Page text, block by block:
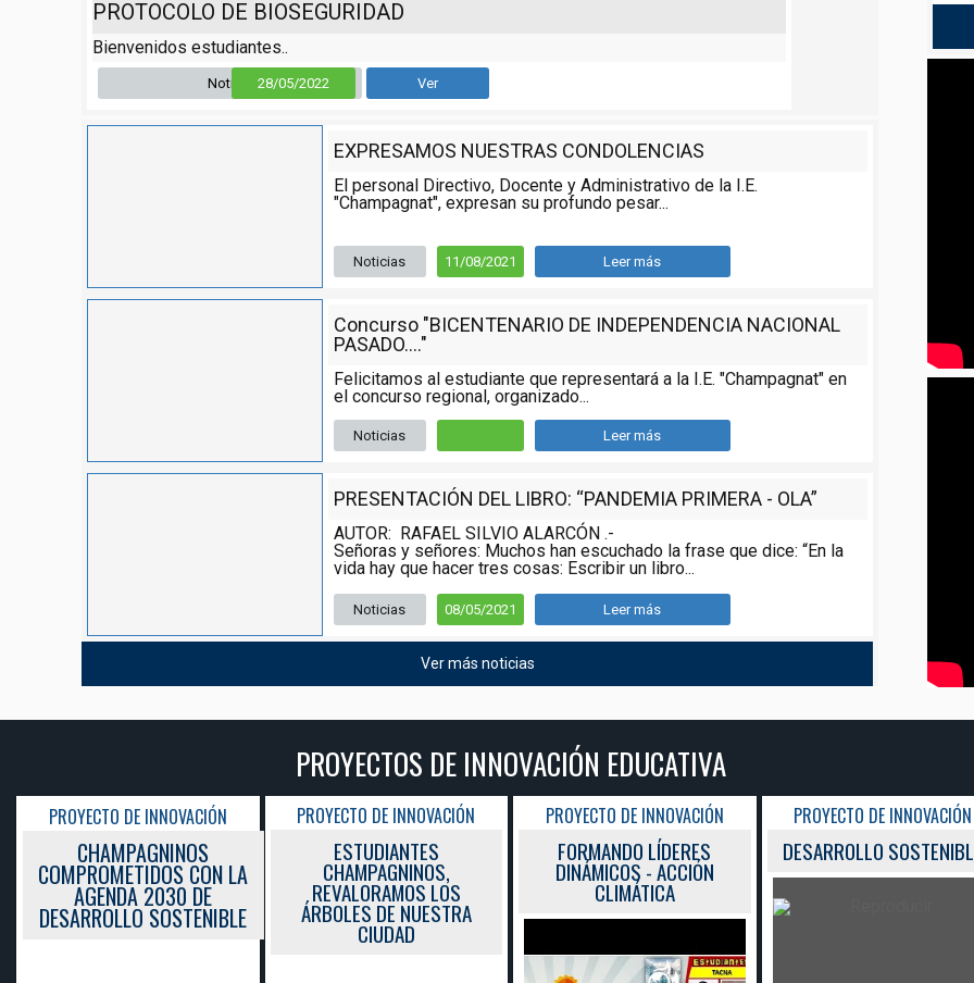
PROTOCOLO DE BIOSEGURIDAD
Bienvenidos estudiantes..
Noticia 28/05/2022 Ver
EXPRESAMOS NUESTRAS CONDOLENCIAS
El personal Directivo, Docente y Administrativo de la I.E.
"Champagnat", expresan su profundo pesar...
Noticias 11/08/2021 Leer más
Concurso "BICENTENARIO DE INDEPENDENCIA NACIONAL
PASADO...."
Felicitamos al estudiante que representará a la I.E. "Champagnat" en
el concurso regional, organizado...
Noticias Leer más
PRESENTACIÓN DEL LIBRO: “PANDEMIA PRIMERA - OLA”
AUTOR: RAFAEL SILVIO ALARCÓN .-
Señoras y señores: Muchos han escuchado la frase que dice: “En la
vida hay que hacer tres cosas: Escribir un libro...
Noticias 08/05/2021 Leer más
Ver más noticias
PROYECTOS DE INNOVACIÓN EDUCATIVA
PROYECTO DE INNOVACIÓN
CHAMPAGNINOS
COMPROMETIDOS CON LA
AGENDA 2030 DE
DESARROLLO SOSTENIBLE
PROYECTO DE INNOVACIÓN
ESTUDIANTES
CHAMPAGNINOS,
REVALORAMOS LOS
ÁRBOLES DE NUESTRA
CIUDAD
PROYECTO DE INNOVACIÓN
FORMANDO LÍDERES
DINÁMICOS - ACCIÓN
CLIMÁTICA
PROYECTO DE INNOVACIÓN
DESARROLLO